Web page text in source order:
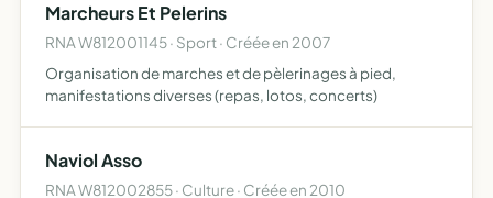
Marcheurs Et Pelerins
RNA W812001145 · Sport · Créée en 2007
Organisation de marches et de pèlerinages à pied,
manifestations diverses (repas, lotos, concerts)
Naviol Asso
RNA W812002855 · Culture · Créée en 2010